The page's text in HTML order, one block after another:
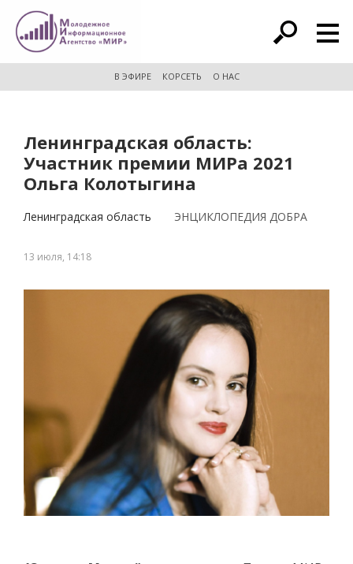
расширенный поиск
В ЭФИРЕ КОРСЕТЬ О НАС
Ленинградская область:
Участник премии МИРа 2021
Ольга Колотыгина
Ленинградская область ЭНЦИКЛОПЕДИЯ ДОБРА
13 июля, 14:18